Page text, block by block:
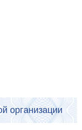
организации